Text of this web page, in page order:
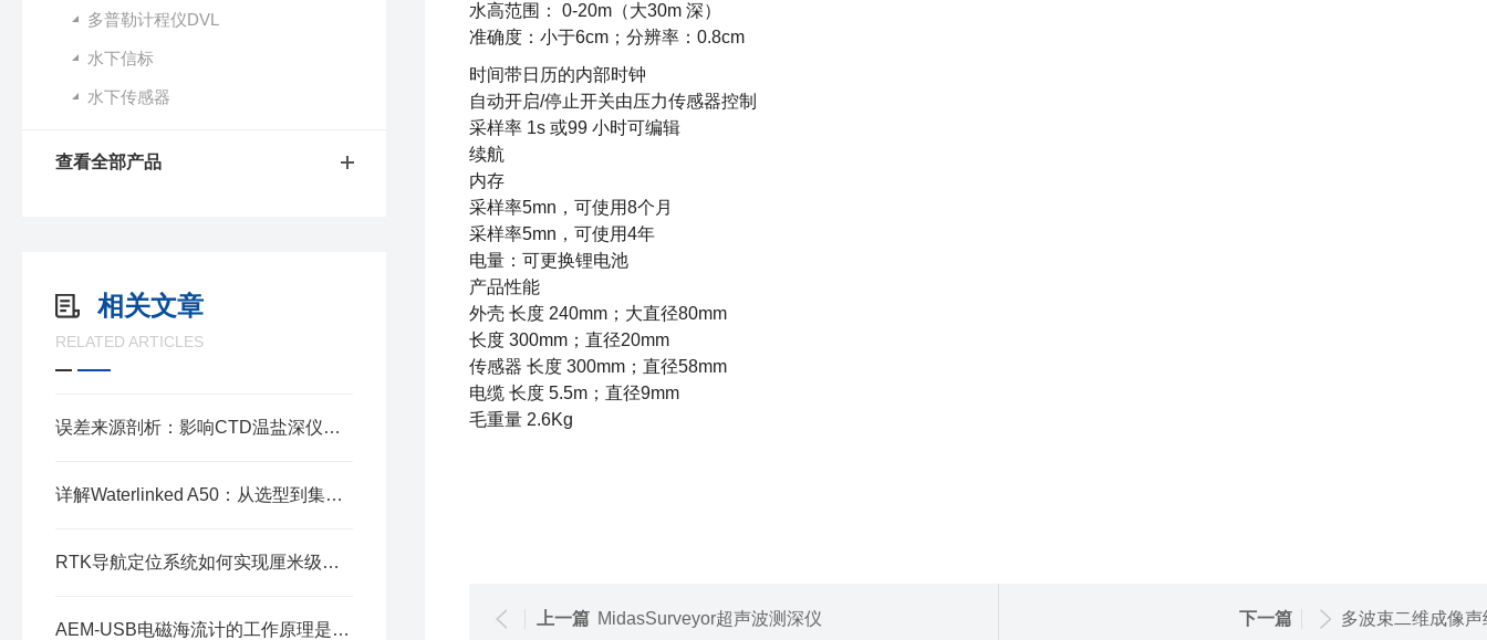
多普勒计程仪DVL
水下信标
水下传感器
查看全部产品
相关文章
RELATED ARTICLES
误差来源剖析：影响CTD温盐深仪测量精度的关键因素探讨
详解Waterlinked A50：从选型到集成，读懂这款“口袋级”水下导航利器
RTK导航定位系统如何实现厘米级定位？
AEM-USB电磁海流计的工作原理是什么？
水高范围： 0-20m（大30m 深）
准确度：小于6cm；分辨率：0.8cm
时间带日历的内部时钟
自动开启/停止开关由压力传感器控制
采样率 1s 或99 小时可编辑
续航
内存
采样率5mn，可使用8个月
采样率5mn，可使用4年
电量：可更换锂电池
产品性能
外壳 长度 240mm；大直径80mm
长度 300mm；直径20mm
传感器 长度 300mm；直径58mm
电缆 长度 5.5m；直径9mm
毛重量 2.6Kg
上一篇 MidasSurveyor超声波测深仪 下一篇 多波束二维成像声